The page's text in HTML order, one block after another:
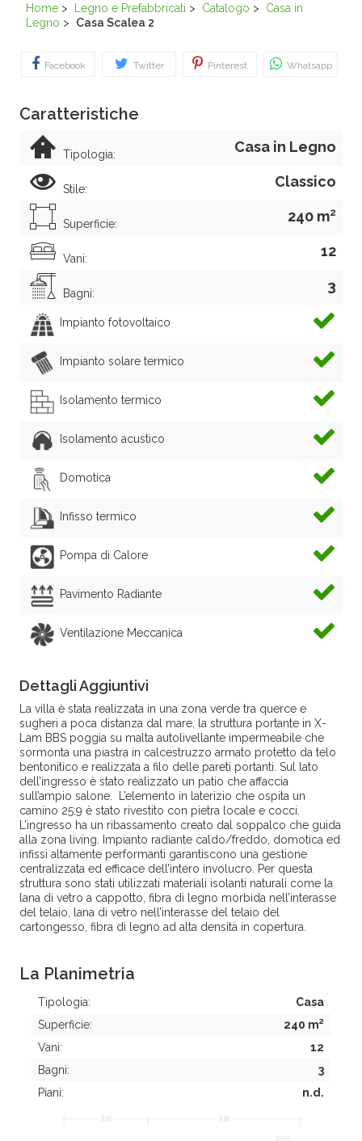
Home > Legno e Prefabbricati > Catalogo > Casa in
Legno > Casa Scalea 2
Facebook Twitter Pinterest Whatsapp
Caratteristiche
Tipologia: Casa in Legno
Stile: Classico
Superficie: 240 m2
Vani: 12
Bagni: 3
Impianto fotovoltaico
Impianto solare termico
Isolamento termico
Isolamento acustico
Domotica
Infisso termico
Pompa di Calore
Pavimento Radiante
Ventilazione Meccanica
Dettagli Aggiuntivi
La villa è stata realizzata in una zona verde tra querce e
sugheri a poca distanza dal mare, la struttura portante in X-
Lam BBS poggia su malta autolivellante impermeabile che
sormonta una piastra in calcestruzzo armato protetto da telo
bentonitico e realizzata a filo delle pareti portanti. Sul lato
dell’ingresso è stato realizzato un patio che affaccia
sull’ampio salone. L’elemento in laterizio che ospita un
camino 25:9 è stato rivestito con pietra locale e cocci.
L’ingresso ha un ribassamento creato dal soppalco che guida
alla zona living. Impianto radiante caldo/freddo, domotica ed
infissi altamente performanti garantiscono una gestione
centralizzata ed efficace dell’intero involucro. Per questa
struttura sono stati utilizzati materiali isolanti naturali come la
lana di vetro a cappotto, fibra di legno morbida nell’interasse
del telaio, lana di vetro nell’interasse del telaio del
cartongesso, fibra di legno ad alta densità in copertura.
La Planimetria
Tipologia:
Casa
Superficie:
240 m2
Vani:
12
Bagni:
3
Piani:
n.d.